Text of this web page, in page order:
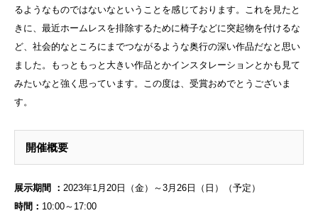
るようなものではないなということを感じております。これを見たと
きに、最近ホームレスを排除するために椅子などに突起物を付けるな
ど、社会的なところにまでつながるような奥行の深い作品だなと思い
ました。もっともっと大きい作品とかインスタレーションとかも見て
みたいなと強く思っています。この度は、受賞おめでとうございま
す。
開催概要
展示期間 ： 2023年1月20日（金）～3月26日（日）（予定）
時間： 10:00～17:00